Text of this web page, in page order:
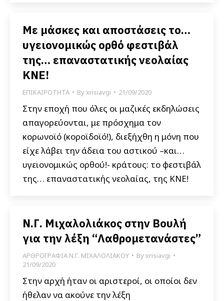
Με μάσκες και αποστάσεις το…
υγειονομικώς ορθό φεστιβάλ
της… επαναστατικής νεολαίας
ΚΝΕ!
ΕΠΙΚΑΙΡΟΤΗΤΑ Byxrisiavgi 21/09/2020
Στην εποχή που όλες οι μαζικές εκδηλώσεις
απαγορεύονται, με πρόσχημα τον
κορωνοϊό (κοροϊδοϊό!), διεξήχθη η μόνη που
είχε λάβει την άδεια του αστικού –και…
υγειονομικώς ορθού!- κράτους: το φεστιβάλ
της… επαναστατικής νεολαίας, της ΚΝΕ!
Ν.Γ. Μιχαλολιάκος στην Βουλή
για την λέξη “Λαθρομετανάστες”
ΑΡΘΡΟΓΡΑΦΙΑ Ν.Γ. ΜΙΧΑΛΟΛΙΑΚΟΥ Byxrisiavgi
21/09/2020
Στην αρχή ήταν οι αριστεροί, οι οποίοι δεν
ήθελαν να ακούνε την λέξη